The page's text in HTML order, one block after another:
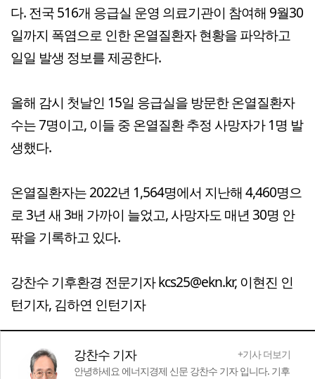
다. 전국 516개 응급실 운영 의료기관이 참여해 9월30
일까지 폭염으로 인한 온열질환자 현황을 파악하고
일일 발생 정보를 제공한다.
올해 감시 첫날인 15일 응급실을 방문한 온열질환자
수는 7명이고, 이들 중 온열질환 추정 사망자가 1명 발
생했다.
온열질환자는 2022년 1,564명에서 지난해 4,460명으
로 3년 새 3배 가까이 늘었고, 사망자도 매년 30명 안
팎을 기록하고 있다.
강찬수 기후환경 전문기자 kcs25@ekn.kr, 이현진 인
턴기자, 김하연 인턴기자
강찬수 기자
+기사 더보기
안녕하세요 에너지경제 신문 강찬수 기자 입니다. 기후